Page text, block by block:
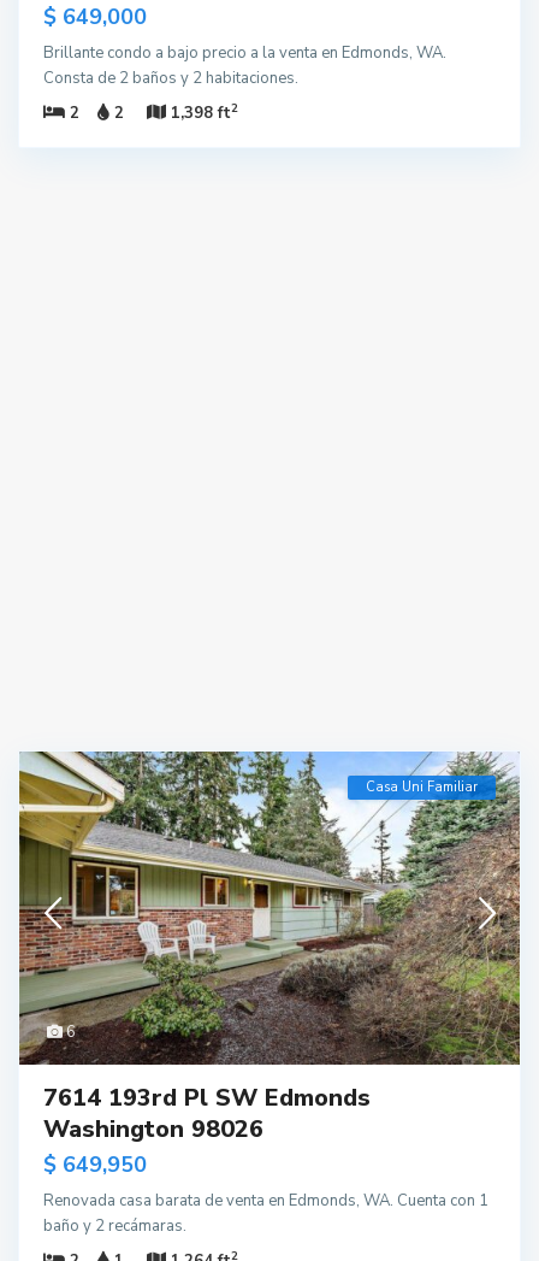
$ 649,000
Brillante condo a bajo precio a la venta en Edmonds, WA.
Consta de 2 baños y 2 habitaciones.
2
2 1,398 ft2
6
Casa Uni Familiar
7614 193rd Pl SW Edmonds
Washington 98026
$ 649,950
Renovada casa barata de venta en Edmonds, WA. Cuenta con 1
baño y 2 recámaras.
2